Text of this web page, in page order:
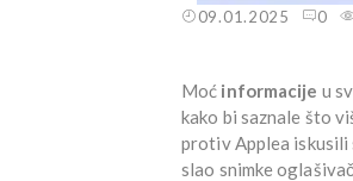
09.01.2025 0
Moć informacije u
kako bi saznale što
protiv Applea iskusili
slao snimke